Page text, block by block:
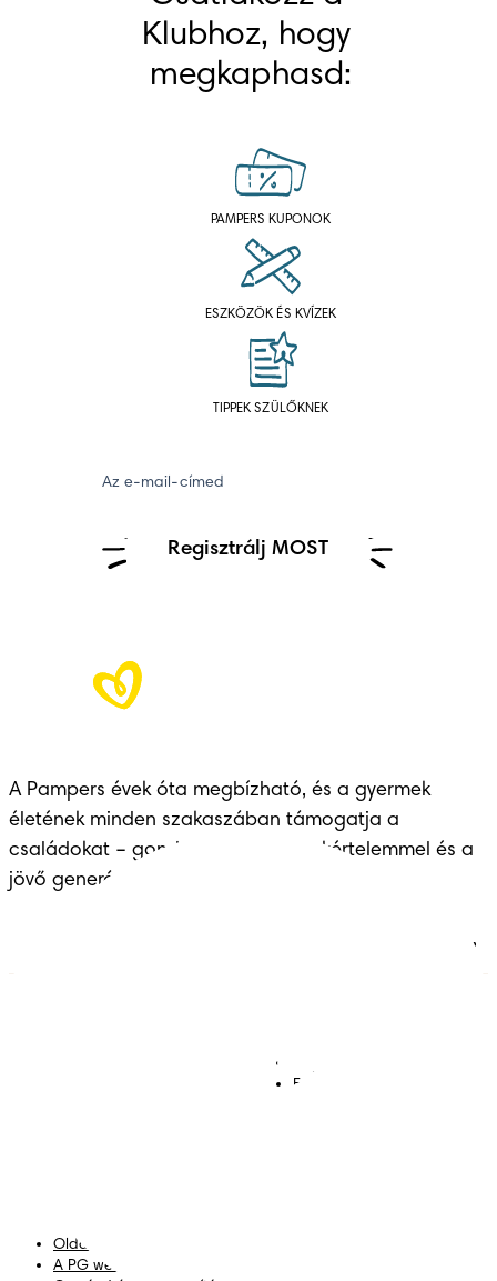
Klubhoz, hogy
megkaphasd:
PAMPERS KUPONOK
ESZKÖZÖK ÉS KVÍZEK
TIPPEK SZÜLŐKNEK
Az e-mail-címed
Regisztrálj MOST
A Pampers évek óta megbízható, és a gyermek
életének minden szakaszában támogatja a
családokat – gondoskodással, szakértelemmel és a
jövő generációinak átadott örökséggel.
Felhasználási feltételek
Oldaltérkép
A PG weboldala